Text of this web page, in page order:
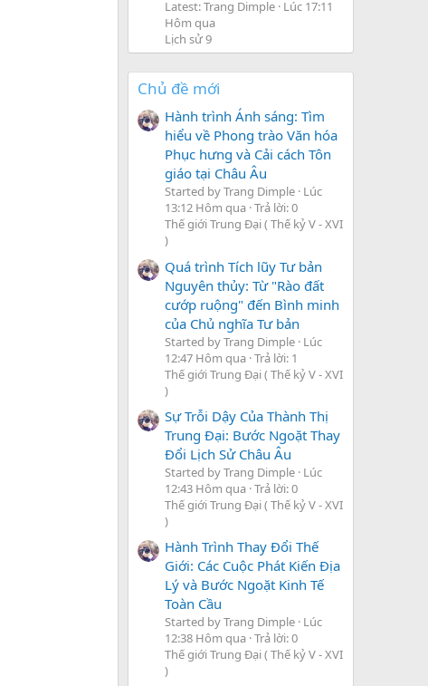
Latest: Trang Dimple Lúc 17:11
Hôm qua
Lịch sử 9
Chủ đề mới
Hành trình Ánh sáng: Tìm
hiểu về Phong trào Văn hóa
Phục hưng và Cải cách Tôn
giáo tại Châu Âu
Started by Trang Dimple Lúc
13:12 Hôm qua Trả lời: 0
Thế giới Trung Đại ( Thế kỷ V - XVI
)
Quá trình Tích lũy Tư bản
Nguyên thủy: Từ "Rào đất
cướp ruộng" đến Bình minh
của Chủ nghĩa Tư bản
Started by Trang Dimple Lúc
12:47 Hôm qua Trả lời: 1
Thế giới Trung Đại ( Thế kỷ V - XVI
)
Sự Trỗi Dậy Của Thành Thị
Trung Đại: Bước Ngoặt Thay
Đổi Lịch Sử Châu Âu
Started by Trang Dimple Lúc
12:43 Hôm qua Trả lời: 0
Thế giới Trung Đại ( Thế kỷ V - XVI
)
Hành Trình Thay Đổi Thế
Giới: Các Cuộc Phát Kiến Địa
Lý và Bước Ngoặt Kinh Tế
Toàn Cầu
Started by Trang Dimple Lúc
12:38 Hôm qua Trả lời: 0
Thế giới Trung Đại ( Thế kỷ V - XVI
)